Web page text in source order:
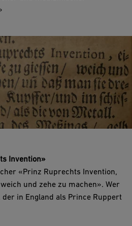
Invention»
«Prinz Ruprechts Invention,
und zehe zu machen». Wer
in England als Prince Ruppert